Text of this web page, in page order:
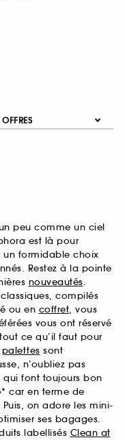
peu comme un ciel
est là pour
un formidable choix
Restez à la pointe
nouveautés.
compilés
ou en coffret, vous
vous ont réservé
ce qu’il faut pour
palettes sont
n’oubliez pas
font toujours bon
car en terme de
on adore les mini-
ses bagages.
labellisés Clean at